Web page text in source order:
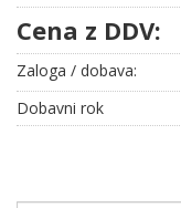
Cena z DDV:
Zaloga / dobava:
Dobavni rok